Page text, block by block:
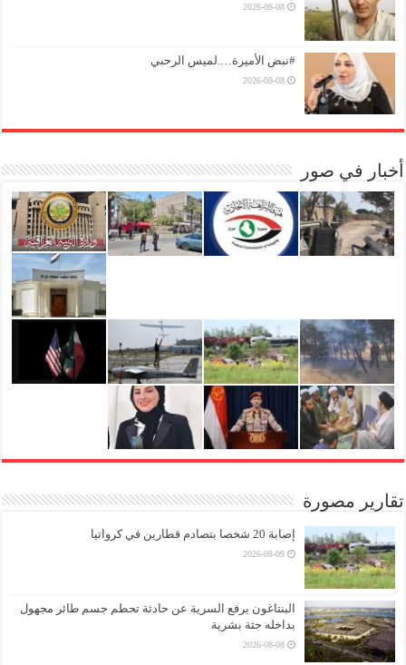
2026-08-08
#نبض الأميرة….لميس الرحبي
2026-08-08
أخبار في صور
تقارير مصورة
إصابة 20 شخصا بتصادم قطارين في كرواتيا
2026-08-09
البنتاغون يرفع السرية عن حادثة تحطم جسم طائر مجهول
بداخله جثة بشرية
2026-08-08